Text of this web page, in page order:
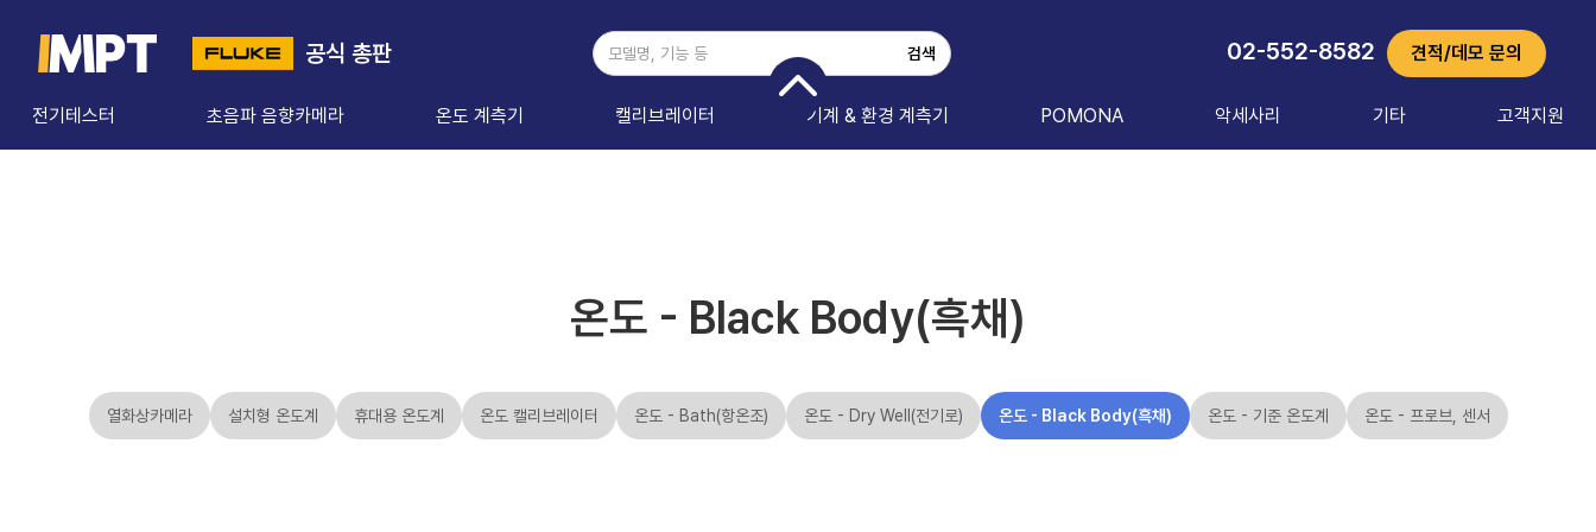
공식 총판 02-552-8582 견적/데모 문의
전기테스터 초음파 음향카메라 온도 계측기 캘리브레이터 기계 & 환경 계측기 POMONA 악세사리 기타 고객지원
온도 - Black Body(흑채)
열화상카메라 설치형 온도계 휴대용 온도계 온도 캘리브레이터 온도 - Bath(항온조) 온도 - Dry Well(전기로) 온도 - Black Body(흑채) 온도 - 기준 온도계 온도 - 프로브, 센서